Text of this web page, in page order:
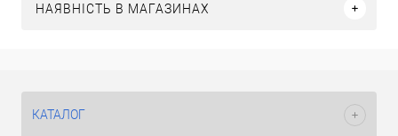
НАЯВНІСТЬ В МАГАЗИНАХ
КАТАЛОГ